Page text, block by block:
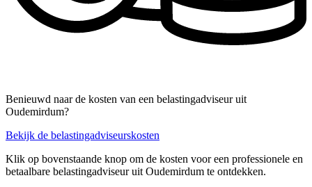
Benieuwd naar de kosten van een belastingadviseur uit
Oudemirdum?
Bekijk de belastingadviseurskosten
Klik op bovenstaande knop om de kosten voor een professionele en
betaalbare belastingadviseur uit Oudemirdum te ontdekken.